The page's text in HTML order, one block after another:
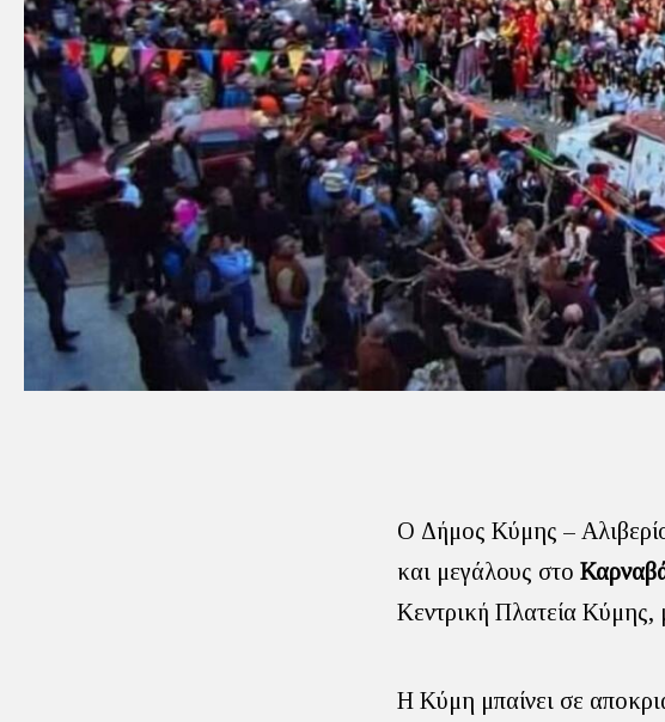
Ο Δήμος Κύμης –
και μεγάλους στο
Κεντρική Πλατεία Κύμης,
Η Κύμη μπαίνει σε